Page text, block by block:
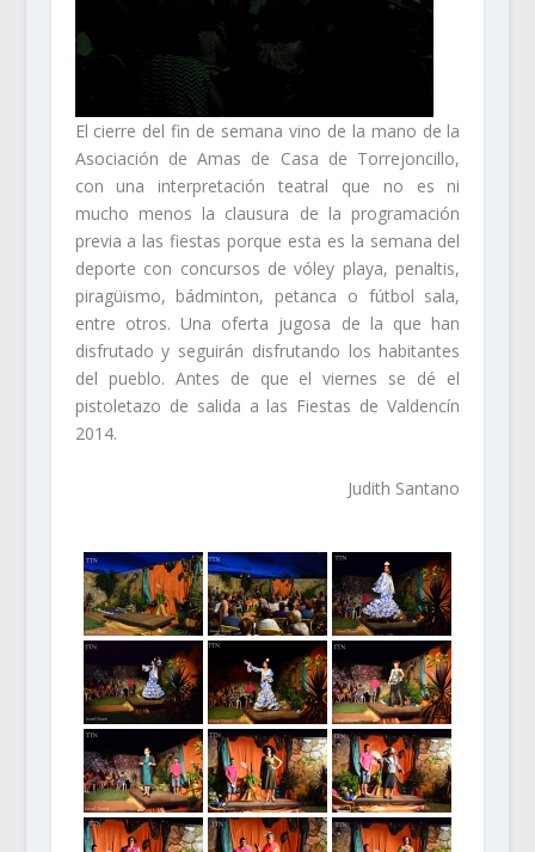
El cierre del fin de semana vino de la mano de la
Asociación de Amas de Casa de Torrejoncillo,
con una interpretación teatral que no es ni
mucho menos la clausura de la programación
previa a las fiestas porque esta es la semana del
deporte con concursos de vóley playa, penaltis,
piragüismo, bádminton, petanca o fútbol sala,
entre otros. Una oferta jugosa de la que han
disfrutado y seguirán disfrutando los habitantes
del pueblo. Antes de que el viernes se dé el
pistoletazo de salida a las Fiestas de Valdencín
2014.
Judith Santano